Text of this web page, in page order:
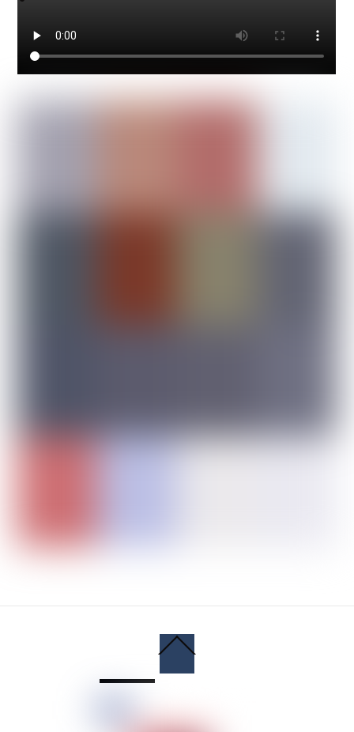
To